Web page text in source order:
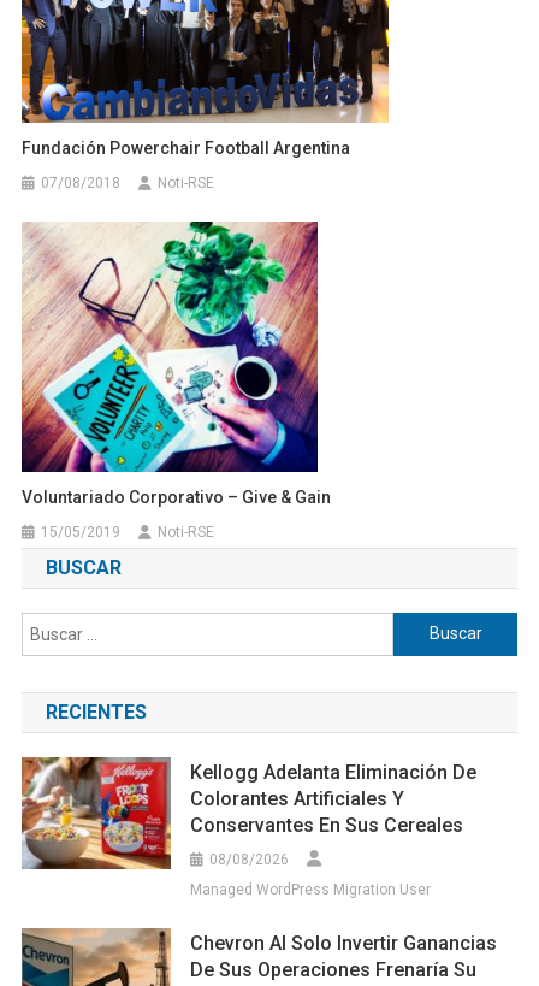
Fundación Powerchair Football Argentina
07/08/2018 Noti-RSE
Voluntariado Corporativo – Give & Gain
15/05/2019 Noti-RSE
BUSCAR
Buscar:
RECIENTES
Kellogg Adelanta Eliminación De
Colorantes Artificiales Y
Conservantes En Sus Cereales
08/08/2026
Managed WordPress Migration User
Chevron Al Solo Invertir Ganancias
De Sus Operaciones Frenaría Su